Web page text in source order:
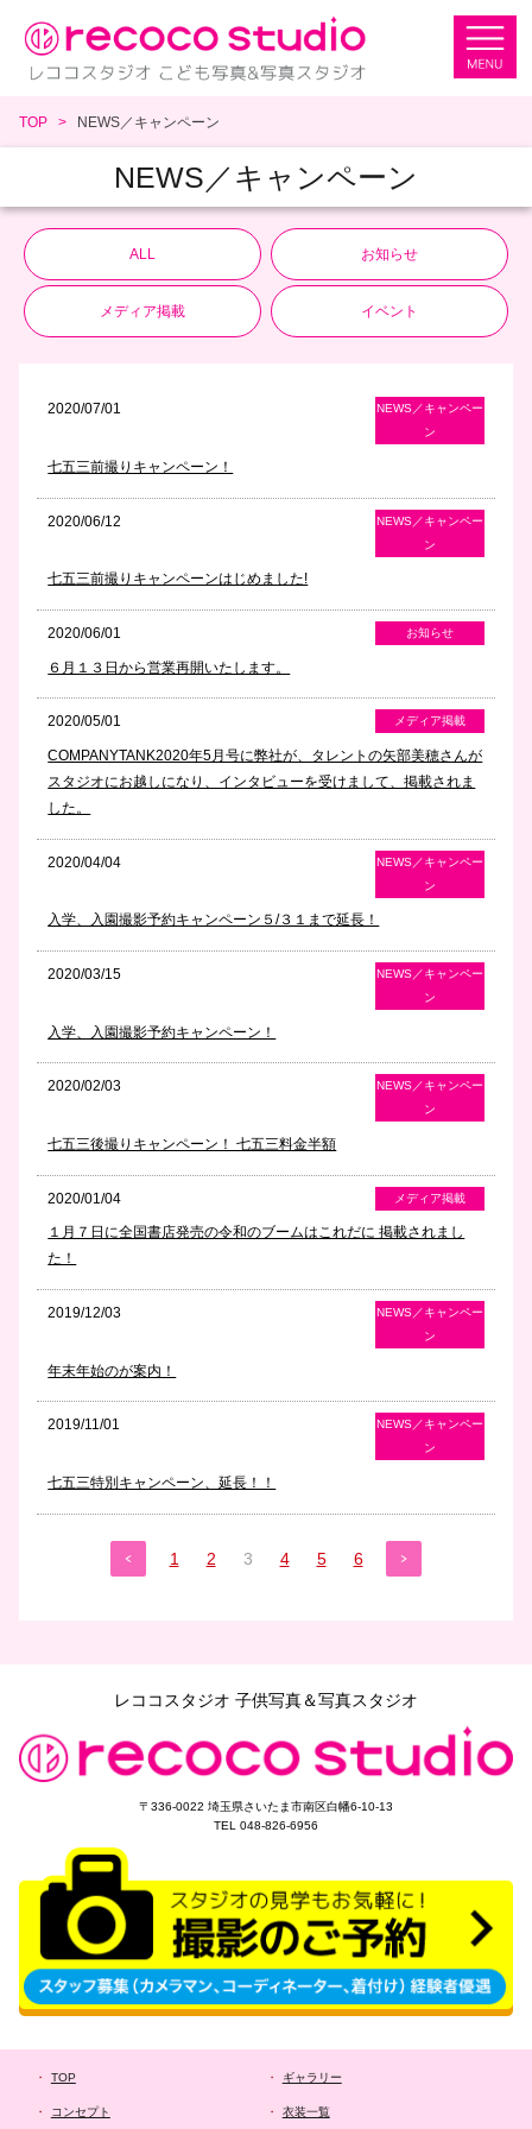
TOP NEWS／キャンペーン
NEWS／キャンペーン
ALL お知らせ
メディア掲載 イベント
2020/07/01
NEWS／キャンペー
ン
七五三前撮りキャンペーン！
2020/06/12
NEWS／キャンペー
ン
七五三前撮りキャンペーンはじめました!
2020/06/01 お知らせ
６月１３日から営業再開いたします。
2020/05/01 メディア掲載
COMPANYTANK2020年5月号に弊社が、タレントの矢部美穂さんが
スタジオにお越しになり、インタビューを受けまして、掲載されま
した。
2020/04/04
NEWS／キャンペー
ン
入学、入園撮影予約キャンペーン５/３１まで延長！
2020/03/15
NEWS／キャンペー
ン
入学、入園撮影予約キャンペーン！
2020/02/03
NEWS／キャンペー
ン
七五三後撮りキャンペーン！ 七五三料金半額
2020/01/04 メディア掲載
１月７日に全国書店発売の令和のブームはこれだに 掲載されまし
た！
2019/12/03
NEWS／キャンペー
ン
年末年始のが案内！
2019/11/01
NEWS／キャンペー
ン
七五三特別キャンペーン、延長！！
1 2 3 4 5 6
レココスタジオ 子供写真＆写真スタジオ
〒336-0022 埼玉県さいたま市南区白幡6-10-13
TEL 048-826-6956
TOP
コンセプト
ギャラリー
衣装一覧